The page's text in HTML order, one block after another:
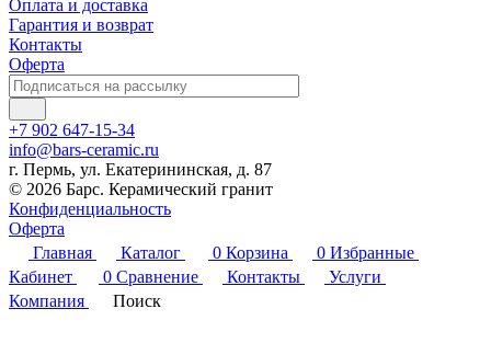
Оплата и доставка
Гарантия и возврат
Контакты
Оферта
+7 902 647-15-34
info@bars-ceramic.ru
г. Пермь, ул. Екатерининская, д. 87
© 2026 Барс. Керамический гранит
Конфиденциальность
Оферта
Главная
Каталог 0 Корзина 0 Избранные
Кабинет
0 Сравнение Контакты
Услуги
Компания
Поиск